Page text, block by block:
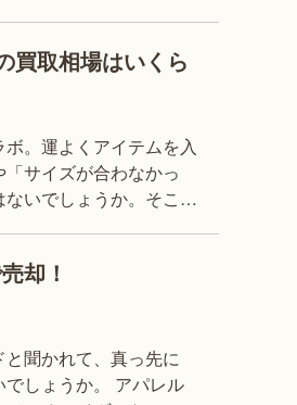
買取相場はいくら
。運よくアイテムを入
サイズが合わなかっ
いでしょうか。そこで
却！
聞かれて、真っ先に
でしょうか。 アパレル